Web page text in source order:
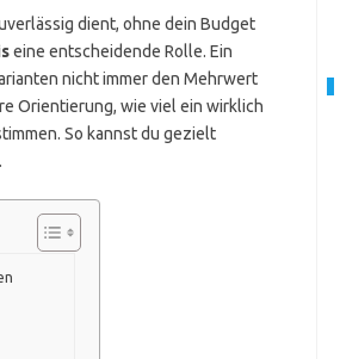
dient, ohne dein Budget
eine entscheidende Rolle. Ein
nicht immer den Mehrwert
Orientierung, wie viel ein wirklich
So kannst du gezielt